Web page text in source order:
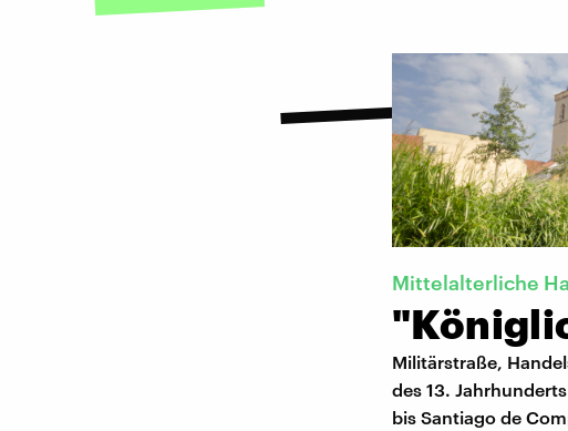
Mittelalterliche
Militärstraße,
des 13.
bis Santiago de